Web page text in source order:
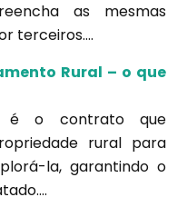
as mesmas
terceiros....
Rural – o que
é o contrato que
rural para
la, garantindo o